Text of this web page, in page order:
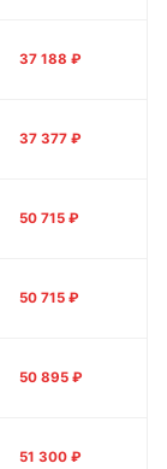
37 188 ₽
37 377 ₽
50 715 ₽
50 715 ₽
50 895 ₽
51 300 ₽